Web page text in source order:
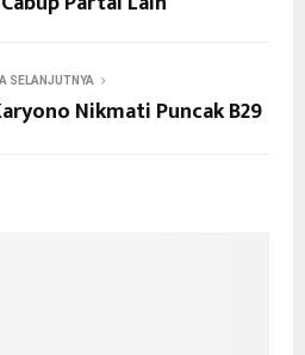
SELANJUTNYA
Nikmati Puncak B29